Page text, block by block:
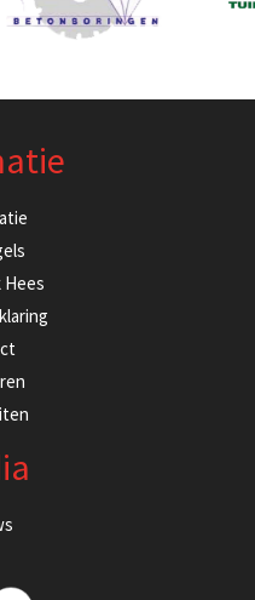
Hees